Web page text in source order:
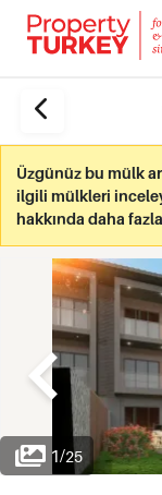
Üzgünüz bu mülk
ilgili mülkleri
hakkında daha
1/25